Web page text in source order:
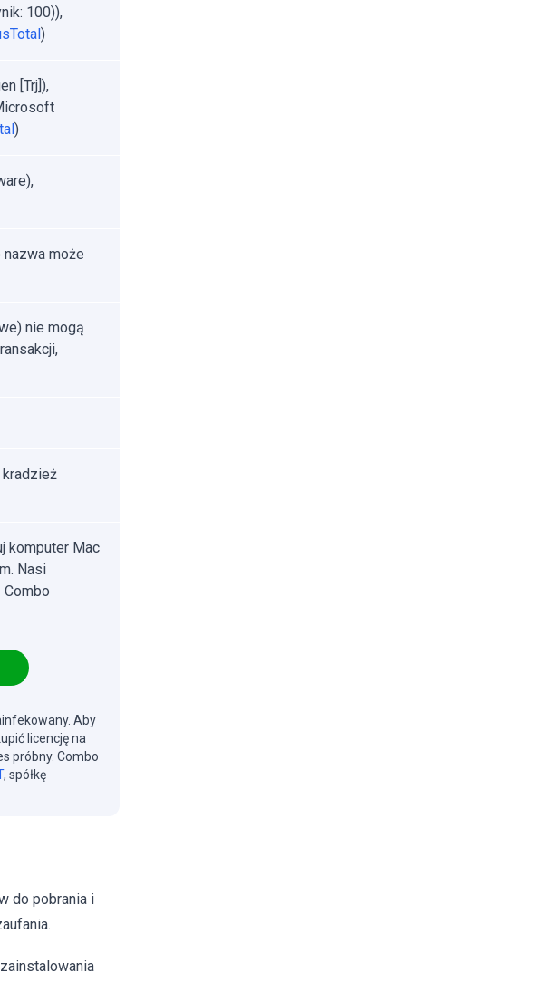
100)),
)
[Trj]),
)
może
nie mogą
kradzież
komputer Mac
Nasi
Aby
licencję na
próbny. Combo
, spółkę
do pobrania i